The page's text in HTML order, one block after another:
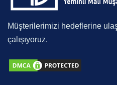
Müşterilerimizi hedeflerine
çalışıyoruz.